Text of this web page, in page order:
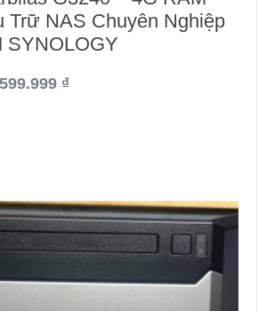
Trữ NAS Chuyên Nghiệp
SYNOLOGY
₫